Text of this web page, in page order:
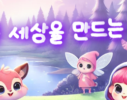
세상을 만드는